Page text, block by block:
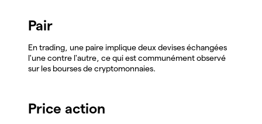
Pair
En trading, une paire implique deux devises échangées
l'une contre l'autre, ce qui est communément observé
sur les bourses de cryptomonnaies.
Price action